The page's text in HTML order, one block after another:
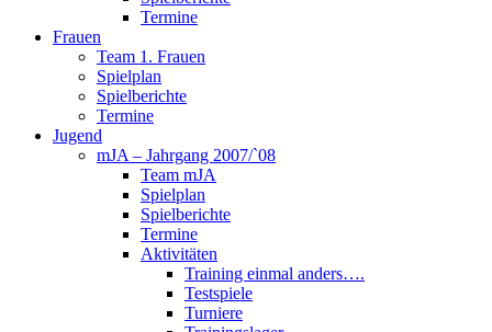
Termine
Frauen
Team 1. Frauen
Spielplan
Spielberichte
Termine
Jugend
mJA – Jahrgang 2007/`08
Team mJA
Spielplan
Spielberichte
Termine
Aktivitäten
Training einmal anders….
Testspiele
Turniere